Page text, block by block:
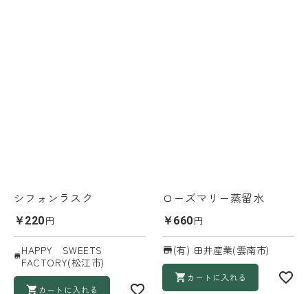
シフォンラスク
￥220円
HAPPY SWEETS
FACTORY(松江市)
カートに入れる
ローズマリー蒸留水
￥660円
(有) 田井産業(雲南市)
カートに入れる